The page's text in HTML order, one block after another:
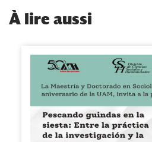
À lire aussi